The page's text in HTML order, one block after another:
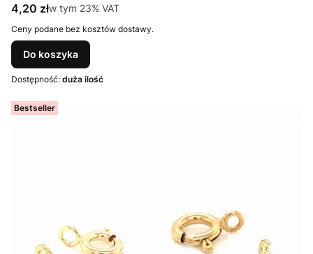
Cena brutto
4,20 złw tym %s VAT
w tym 23% VAT
Ceny podane bez kosztów dostawy.
Do koszyka
Dostępność: duża ilość
Bestseller